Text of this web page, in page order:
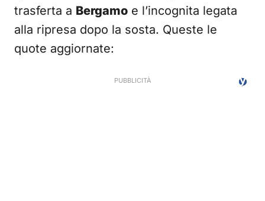
trasferta a Bergamo e l’incognita legata
alla ripresa dopo la sosta. Queste le
quote aggiornate: